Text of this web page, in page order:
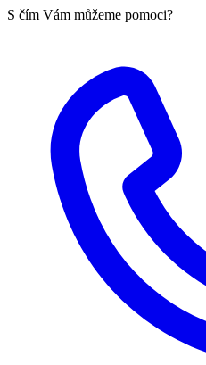
S čím Vám můžeme pomoci?